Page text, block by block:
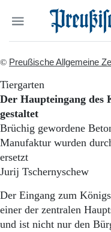
Danzig
Suchen und
© Preußische Allgemeine
Tiergarten
Der Haupteingang des
gestaltet
Brüchig gewordene
Manufaktur wurden
ersetzt
Jurij Tschernyschew
Der Eingang zum
einer der zentralen
und ist nicht nur den